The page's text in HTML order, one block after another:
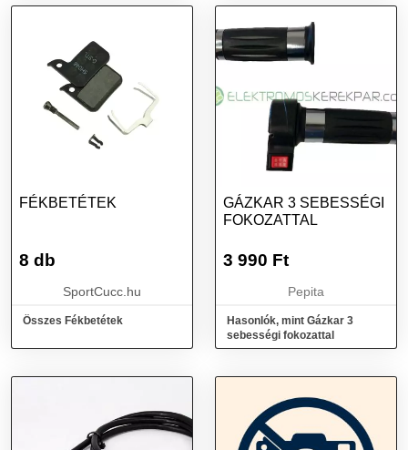
FÉKBETÉTEK
8 db
SportCucc.hu
Összes Fékbetétek
GÁZKAR 3 SEBESSÉGI
FOKOZATTAL
3 990 Ft
Pepita
Hasonlók, mint Gázkar 3
sebességi fokozattal